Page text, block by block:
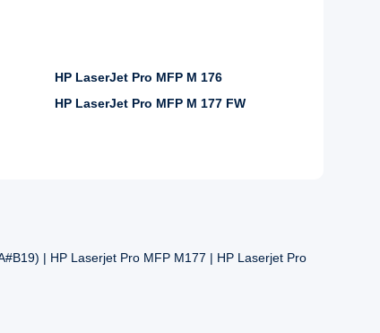
HP LaserJet Pro MFP M 176
HP LaserJet Pro MFP M 177 FW
| HP Laserjet Pro MFP M177 | HP Laserjet Pro